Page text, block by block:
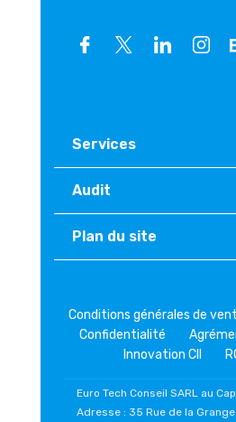
Services
Audit
Plan du site
Conditions générales de
Confidentialité
Innovation CII
Euro Tech Conseil SARL au
Adresse : 35 Rue de la